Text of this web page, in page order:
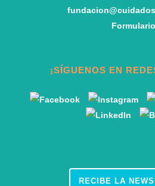
Formulario
¡SÍGUENOS EN
RECIBE LA